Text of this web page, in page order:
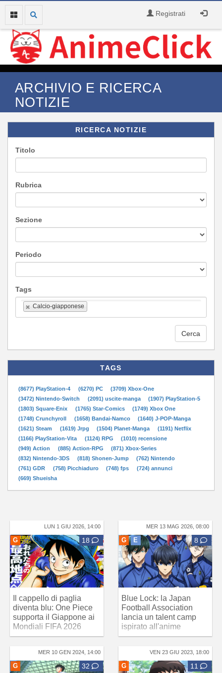
Registrati
ARCHIVIO E RICERCA
NOTIZIE
RICERCA NOTIZIE
Titolo
Rubrica
Sezione
Periodo
Tags
Calcio-giapponese
Cerca
TAGS
(8677) PlayStation-4 (6270) PC
(3709) Xbox-One
(3472) Nintendo-Switch
(2091) uscite-manga
(1907) PlayStation-5
(1803) Square-Enix
(1765) Star-Comics
(1749) Xbox One
(1748) Crunchyroll
(1658) Bandai-Namco
(1640) J-POP-Manga
(1621) Steam
(1619) Jrpg (1504) Planet-Manga
(1191) Netflix
(1166) PlayStation-Vita
(1124) RPG
(1010) recensione
(949) Action
(885) Action-RPG
(871) Xbox-Series
(832) Nintendo-3DS
(818) Shonen-Jump
(762) Nintendo
(761) GDR
(758) Picchiaduro (748) fps
(724) annunci
(669) Shueisha
LUN 1 GIU 2026, 14:00
G 18
Il cappello di paglia
diventa blu: One Piece
supporta il Giappone ai
Mondiali FIFA 2026
MER 13 MAG 2026, 08:00
G E 8
Blue Lock: la Japan
Football Association
lancia un talent camp
ispirato all'anime
MER 10 GEN 2024, 14:00
G 32
VEN 23 GIU 2023, 18:00
G 11